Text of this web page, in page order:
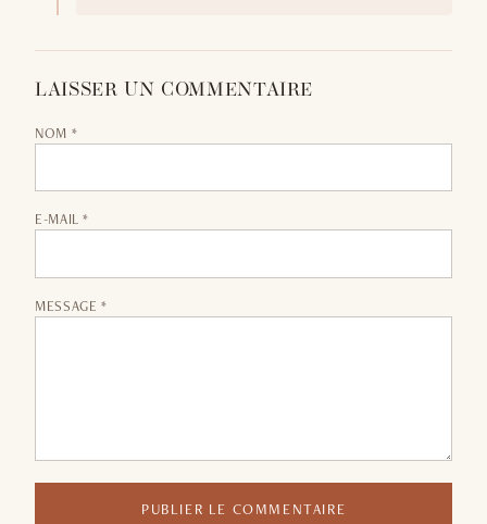
LAISSER UN COMMENTAIRE
NOM *
E-MAIL *
MESSAGE *
PUBLIER LE COMMENTAIRE